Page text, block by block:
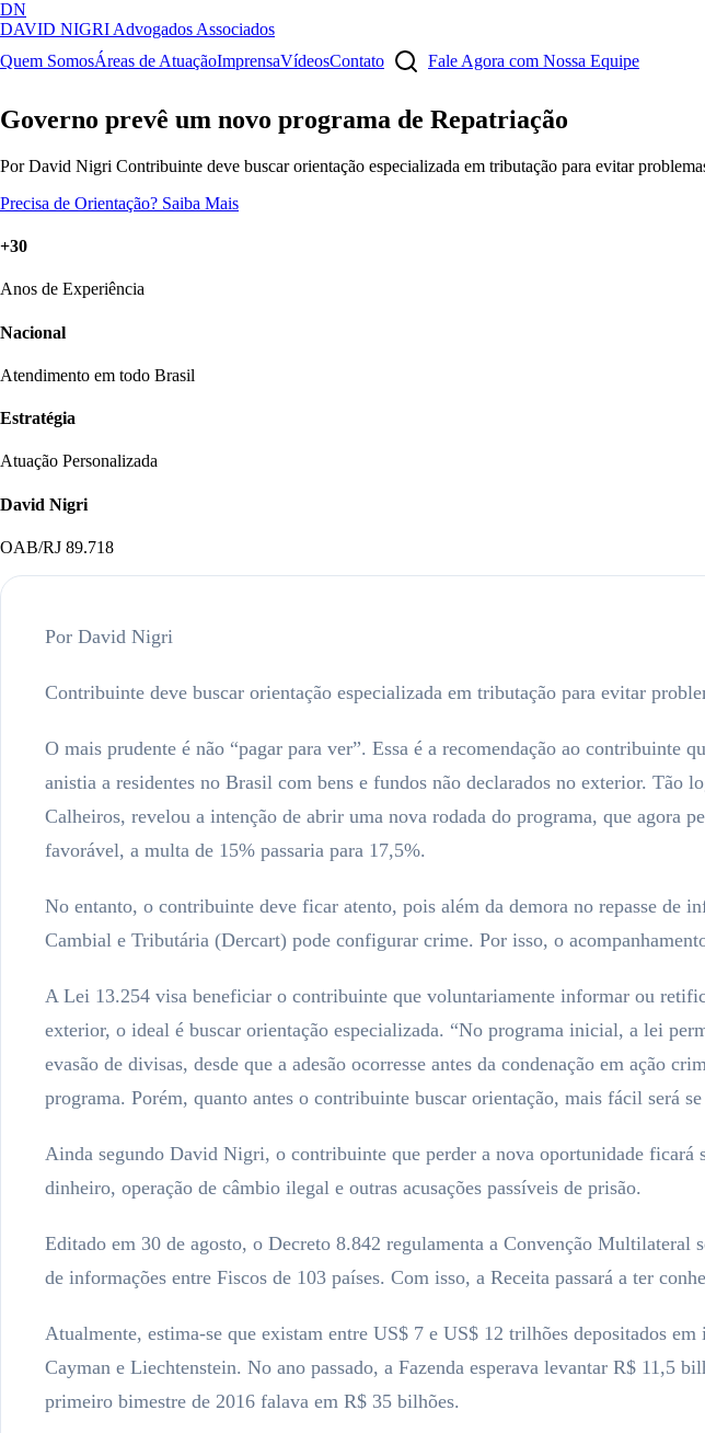
DN
DAVID NIGRI Advogados Associados
Quem SomosÁreas de AtuaçãoImprensaVídeosContato Fale Agora com Nossa Equipe
Artigos, sentenças, áreas de atuação, imprensa...
Governo prevê um novo programa de Repatriação
Por David Nigri Contribuinte deve buscar orientação especializada em tributação para evitar
Precisa de Orientação? Saiba Mais
+30
Anos de Experiência
Nacional
Atendimento em todo Brasil
Estratégia
Atuação Personalizada
David Nigri
OAB/RJ 89.718
Por David Nigri
Contribuinte deve buscar orientação especializada em tributação para evitar
O mais prudente é não “pagar para ver”. Essa é a recomendação ao contribuinte
anistia a residentes no Brasil com bens e fundos não declarados no exterior.
Calheiros, revelou a intenção de abrir uma nova rodada do programa, que agora
favorável, a multa de 15% passaria para 17,5%.
No entanto, o contribuinte deve ficar atento, pois além da demora no repasse de
Cambial e Tributária (Dercart) pode configurar crime. Por isso, o
A Lei 13.254 visa beneficiar o contribuinte que voluntariamente informar ou
exterior, o ideal é buscar orientação especializada. “No programa inicial, a lei
evasão de divisas, desde que a adesão ocorresse antes da condenação em ação
programa. Porém, quanto antes o contribuinte buscar orientação, mais fácil será
Ainda segundo David Nigri, o contribuinte que perder a nova oportunidade ficará
dinheiro, operação de câmbio ilegal e outras acusações passíveis de prisão.
Editado em 30 de agosto, o Decreto 8.842 regulamenta a Convenção
de informações entre Fiscos de 103 países. Com isso, a Receita passará a ter
Atualmente, estima-se que existam entre US$ 7 e US$ 12 trilhões depositados
Cayman e Liechtenstein. No ano passado, a Fazenda esperava levantar R$ 11,5
primeiro bimestre de 2016 falava em R$ 35 bilhões.